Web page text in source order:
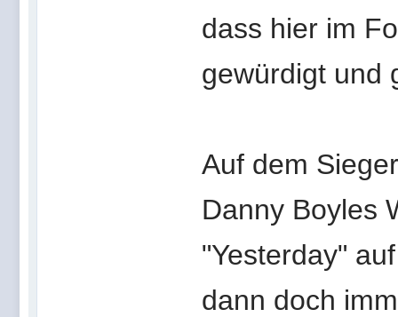
dass hier im
gewürdigt und
Auf dem
Danny Boyles
"Yesterday"
dann doch